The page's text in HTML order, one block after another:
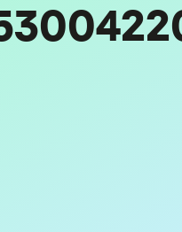
-
Malaysia -
New Zealand